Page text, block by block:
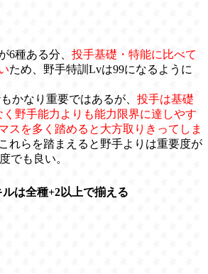
6種ある分、 投手基礎・特能に比べて
ため、野手特訓Lvは99になるように
かなり重要ではあるが、 投手は基礎
野手能力よりも能力限界に達しやす
スを多く踏めると大方取りきってしま
れらを踏まえると野手よりは重要度が
でも良い。
は全種+2以上で揃える